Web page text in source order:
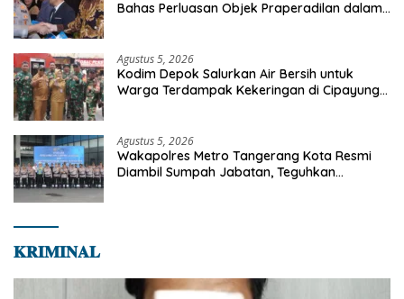
Bahas Perluasan Objek Praperadilan dalam
Agustus 5, 2026
Kodim Depok Salurkan Air Bersih untuk
Warga Terdampak Kekeringan di Cipayung
Agustus 5, 2026
Wakapolres Metro Tangerang Kota Resmi
Diambil Sumpah Jabatan, Teguhkan
𝐊𝐑𝐈𝐌𝐈𝐍𝐀𝐋